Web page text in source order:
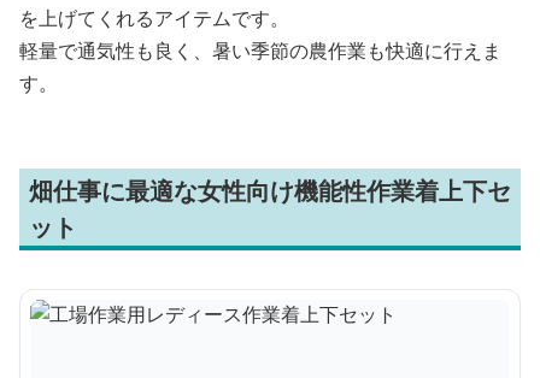
を上げてくれるアイテムです。
軽量で通気性も良く、暑い季節の農作業も快適に行えま
す。
畑仕事に最適な女性向け機能性作業着上下セ
ット